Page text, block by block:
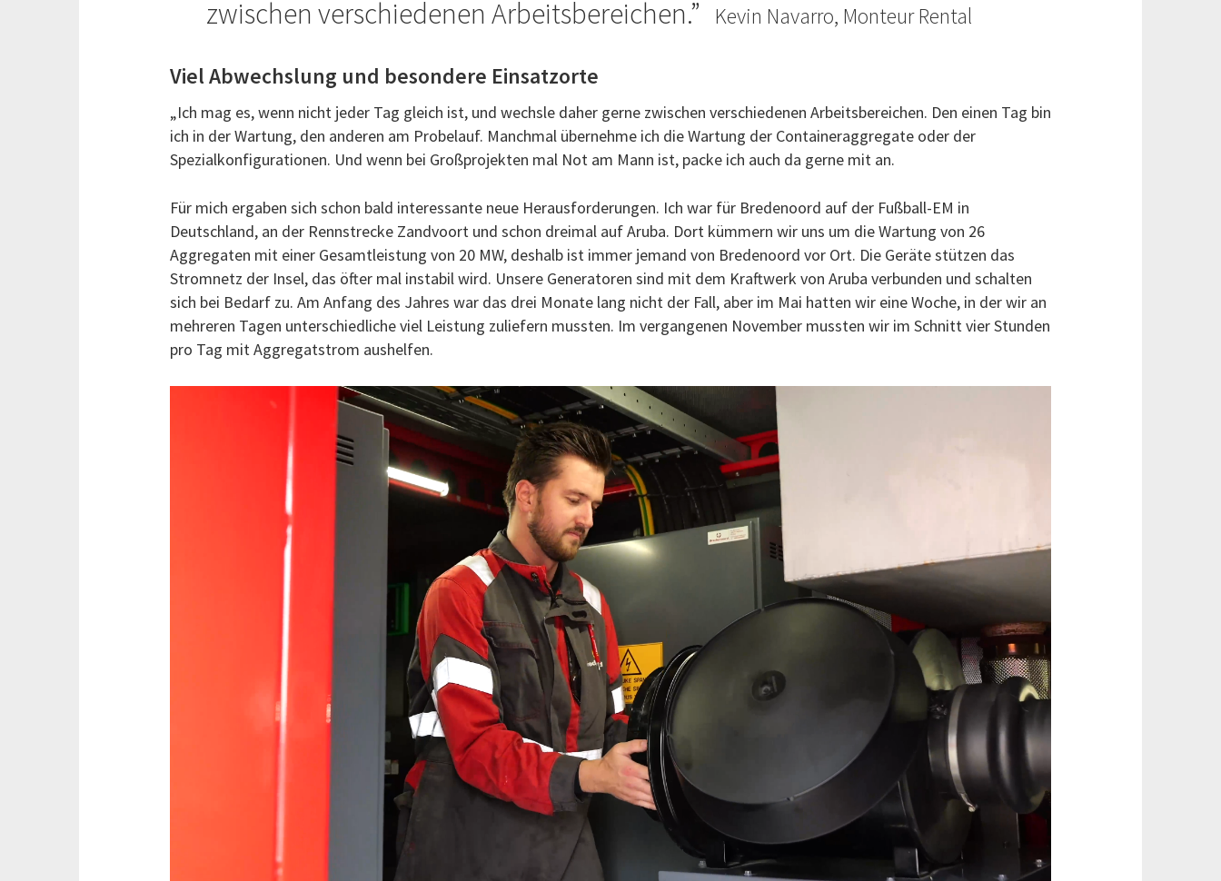
zwischen verschiedenen Arbeitsbereichen.
Kevin Navarro, Monteur Rental
Viel Abwechslung und besondere Einsatzorte
„Ich mag es, wenn nicht jeder Tag gleich ist, und wechsle daher gerne zwischen verschiedenen Arbeitsbereichen. Den einen Tag bin
ich in der Wartung, den anderen am Probelauf. Manchmal übernehme ich die Wartung der Containeraggregate oder der
Spezialkonfigurationen. Und wenn bei Großprojekten mal Not am Mann ist, packe ich auch da gerne mit an.
Für mich ergaben sich schon bald interessante neue Herausforderungen. Ich war für Bredenoord auf der Fußball-EM in
Deutschland, an der Rennstrecke Zandvoort und schon dreimal auf Aruba. Dort kümmern wir uns um die Wartung von 26
Aggregaten mit einer Gesamtleistung von 20 MW, deshalb ist immer jemand von Bredenoord vor Ort. Die Geräte stützen das
Stromnetz der Insel, das öfter mal instabil wird. Unsere Generatoren sind mit dem Kraftwerk von Aruba verbunden und schalten
sich bei Bedarf zu. Am Anfang des Jahres war das drei Monate lang nicht der Fall, aber im Mai hatten wir eine Woche, in der wir an
mehreren Tagen unterschiedliche viel Leistung zuliefern mussten. Im vergangenen November mussten wir im Schnitt vier Stunden
pro Tag mit Aggregatstrom aushelfen.